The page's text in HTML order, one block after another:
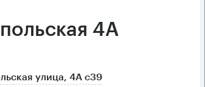
4А
улица, 4А с39